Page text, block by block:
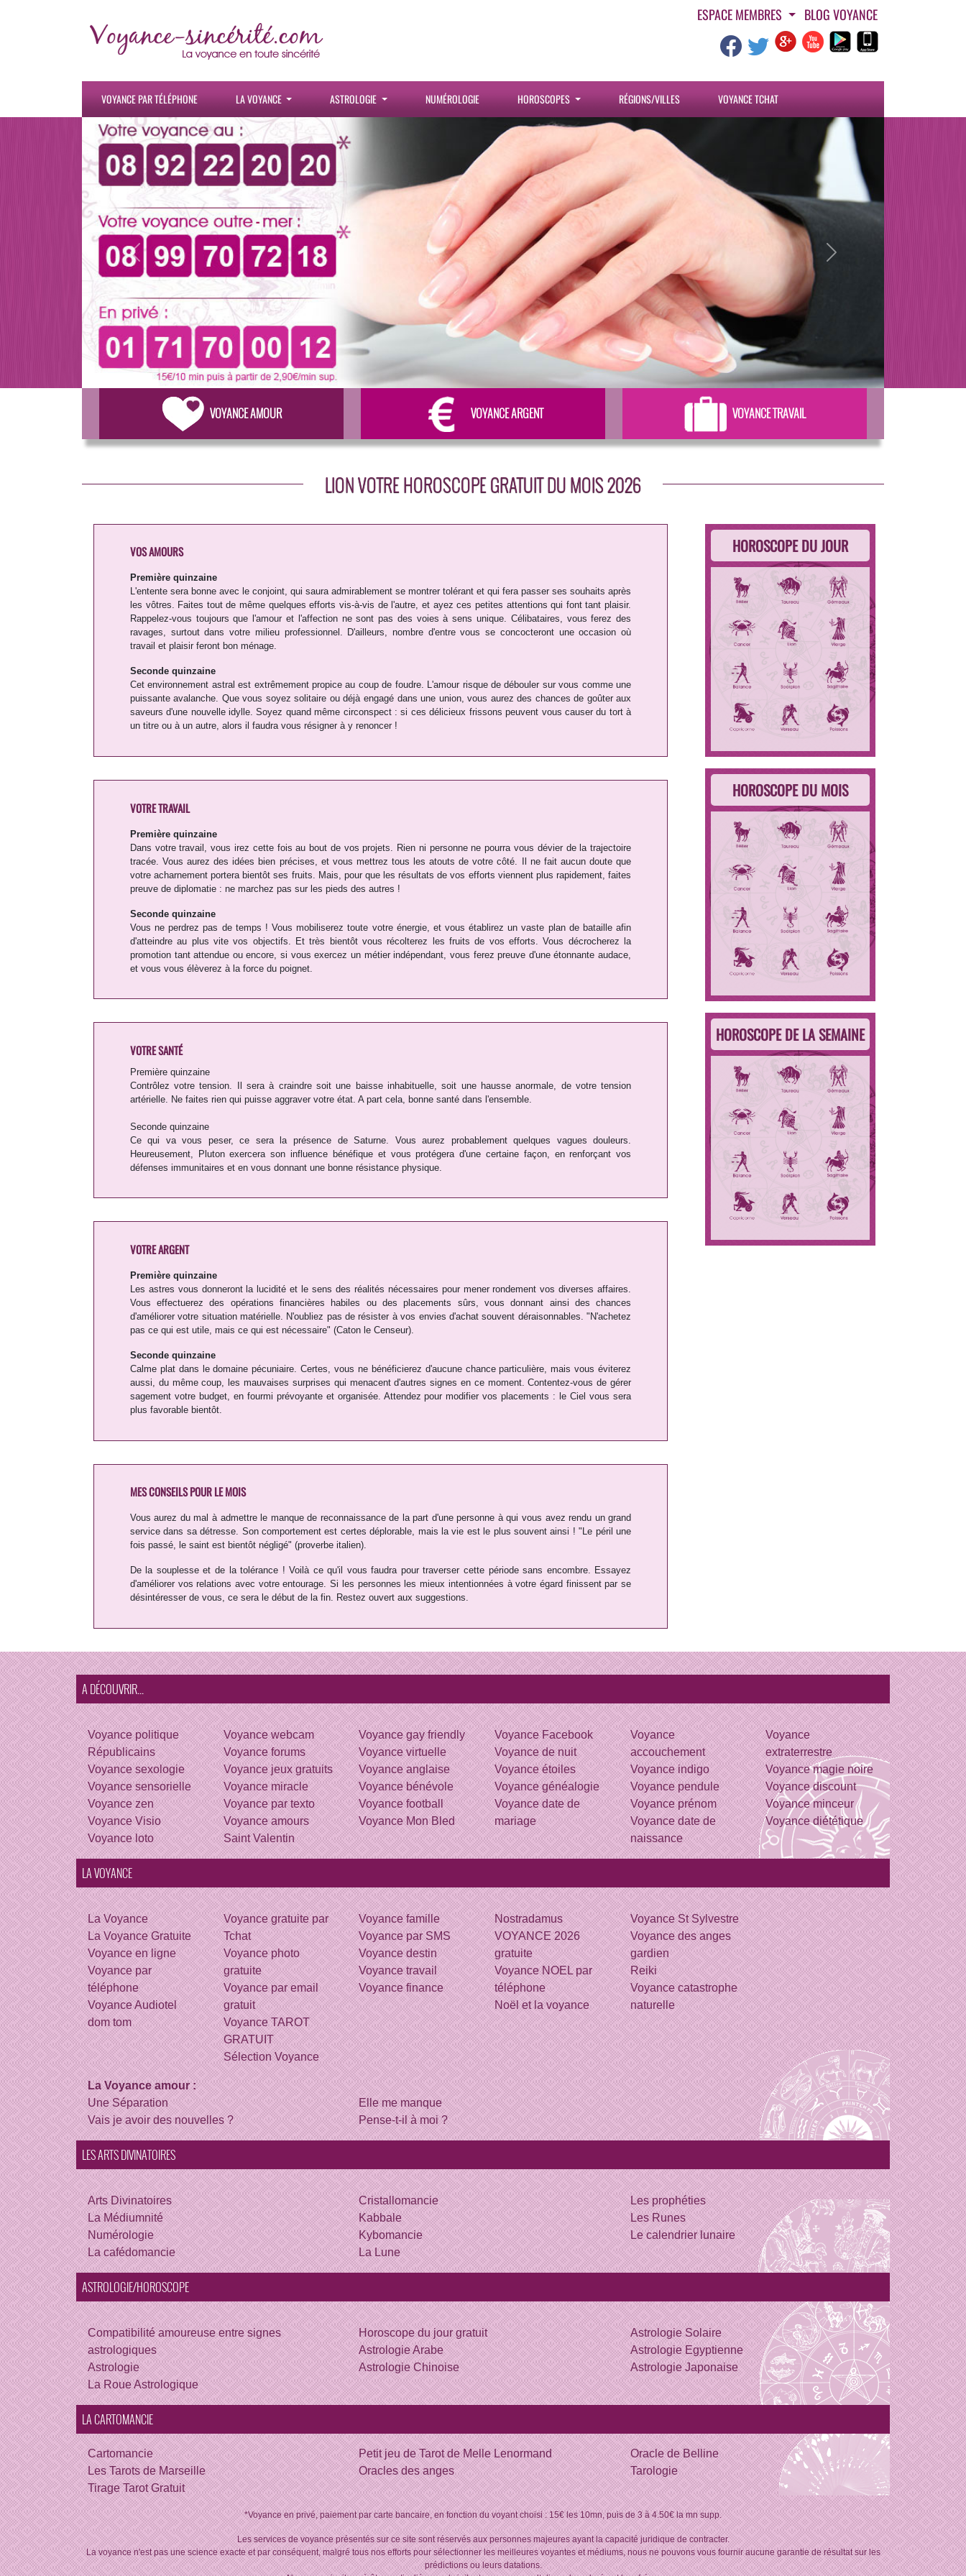
ESPACE MEMBRES BLOG VOYANCE
VOYANCE PAR TÉLÉPHONE LA VOYANCE ASTROLOGIE NUMÉROLOGIE HOROSCOPES RÉGIONS/VILLES VOYANCE TCHAT
Previous Next
VOYANCE AMOUR VOYANCE ARGENT VOYANCE TRAVAIL
LION VOTRE HOROSCOPE GRATUIT DU MOIS 2026
VOS AMOURS
Première quinzaine
L'entente sera bonne avec le conjoint, qui saura admirablement se montrer tolérant et qui fera passer ses souhaits après
les vôtres. Faites tout de même quelques efforts vis-à-vis de l'autre, et ayez ces petites attentions qui font tant plaisir.
Rappelez-vous toujours que l'amour et l'affection ne sont pas des voies à sens unique. Célibataires, vous ferez des
ravages, surtout dans votre milieu professionnel. D'ailleurs, nombre d'entre vous se concocteront une occasion où
travail et plaisir feront bon ménage.
Seconde quinzaine
Cet environnement astral est extrêmement propice au coup de foudre. L'amour risque de débouler sur vous comme une
puissante avalanche. Que vous soyez solitaire ou déjà engagé dans une union, vous aurez des chances de goûter aux
saveurs d'une nouvelle idylle. Soyez quand même circonspect : si ces délicieux frissons peuvent vous causer du tort à
un titre ou à un autre, alors il faudra vous résigner à y renoncer !
VOTRE TRAVAIL
Première quinzaine
Dans votre travail, vous irez cette fois au bout de vos projets. Rien ni personne ne pourra vous dévier de la trajectoire
tracée. Vous aurez des idées bien précises, et vous mettrez tous les atouts de votre côté. Il ne fait aucun doute que
votre acharnement portera bientôt ses fruits. Mais, pour que les résultats de vos efforts viennent plus rapidement, faites
preuve de diplomatie : ne marchez pas sur les pieds des autres !
Seconde quinzaine
Vous ne perdrez pas de temps ! Vous mobiliserez toute votre énergie, et vous établirez un vaste plan de bataille afin
d'atteindre au plus vite vos objectifs. Et très bientôt vous récolterez les fruits de vos efforts. Vous décrocherez la
promotion tant attendue ou encore, si vous exercez un métier indépendant, vous ferez preuve d'une étonnante audace,
et vous vous élèverez à la force du poignet.
VOTRE SANTÉ
Première quinzaine
Contrôlez votre tension. Il sera à craindre soit une baisse inhabituelle, soit une hausse anormale, de votre tension
artérielle. Ne faites rien qui puisse aggraver votre état. A part cela, bonne santé dans l'ensemble.
Seconde quinzaine
Ce qui va vous peser, ce sera la présence de Saturne. Vous aurez probablement quelques vagues douleurs.
Heureusement, Pluton exercera son influence bénéfique et vous protégera d'une certaine façon, en renforçant vos
défenses immunitaires et en vous donnant une bonne résistance physique.
VOTRE ARGENT
Première quinzaine
Les astres vous donneront la lucidité et le sens des réalités nécessaires pour mener rondement vos diverses affaires.
Vous effectuerez des opérations financières habiles ou des placements sûrs, vous donnant ainsi des chances
d'améliorer votre situation matérielle. N'oubliez pas de résister à vos envies d'achat souvent déraisonnables. "N'achetez
pas ce qui est utile, mais ce qui est nécessaire" (Caton le Censeur).
Seconde quinzaine
Calme plat dans le domaine pécuniaire. Certes, vous ne bénéficierez d'aucune chance particulière, mais vous éviterez
aussi, du même coup, les mauvaises surprises qui menacent d'autres signes en ce moment. Contentez-vous de gérer
sagement votre budget, en fourmi prévoyante et organisée. Attendez pour modifier vos placements : le Ciel vous sera
plus favorable bientôt.
MES CONSEILS POUR LE MOIS
Vous aurez du mal à admettre le manque de reconnaissance de la part d'une personne à qui vous avez rendu un grand
service dans sa détresse. Son comportement est certes déplorable, mais la vie est le plus souvent ainsi ! "Le péril une
fois passé, le saint est bientôt négligé" (proverbe italien).
De la souplesse et de la tolérance ! Voilà ce qu'il vous faudra pour traverser cette période sans encombre. Essayez
d'améliorer vos relations avec votre entourage. Si les personnes les mieux intentionnées à votre égard finissent par se
désintéresser de vous, ce sera le début de la fin. Restez ouvert aux suggestions.
HOROSCOPE DU JOUR
HOROSCOPE DU MOIS
HOROSCOPE DE LA SEMAINE
A DÉCOUVRIR...
Voyance politique
Républicains
Voyance sexologie
Voyance sensorielle
Voyance zen
Voyance Visio
Voyance loto
Voyance webcam
Voyance forums
Voyance jeux gratuits
Voyance miracle
Voyance par texto
Voyance amours
Saint Valentin
Voyance gay friendly
Voyance virtuelle
Voyance anglaise
Voyance bénévole
Voyance football
Voyance Mon Bled
Voyance Facebook
Voyance de nuit
Voyance étoiles
Voyance généalogie
Voyance date de
mariage
Voyance
accouchement
Voyance indigo
Voyance pendule
Voyance prénom
Voyance date de
naissance
Voyance
extraterrestre
Voyance magie noire
Voyance discount
Voyance minceur
Voyance diététique
LA VOYANCE
La Voyance
La Voyance Gratuite
Voyance en ligne
Voyance par
téléphone
Voyance Audiotel
dom tom
Voyance gratuite par
Tchat
Voyance photo
gratuite
Voyance par email
gratuit
Voyance TAROT
GRATUIT
Sélection Voyance
Voyance famille
Voyance par SMS
Voyance destin
Voyance travail
Voyance finance
Nostradamus
VOYANCE 2026
gratuite
Voyance NOEL par
téléphone
Noël et la voyance
Voyance St Sylvestre
Voyance des anges
gardien
Reiki
Voyance catastrophe
naturelle
La Voyance amour :
Une Séparation
Vais je avoir des nouvelles ?
Elle me manque
Pense-t-il à moi ?
LES ARTS DIVINATOIRES
Arts Divinatoires
La Médiumnité
Numérologie
La cafédomancie
Cristallomancie
Kabbale
Kybomancie
La Lune
Les prophéties
Les Runes
Le calendrier lunaire
ASTROLOGIE/HOROSCOPE
Compatibilité amoureuse entre signes
astrologiques
Astrologie
La Roue Astrologique
Horoscope du jour gratuit
Astrologie Arabe
Astrologie Chinoise
Astrologie Solaire
Astrologie Egyptienne
Astrologie Japonaise
LA CARTOMANCIE
Cartomancie
Les Tarots de Marseille
Tirage Tarot Gratuit
Petit jeu de Tarot de Melle Lenormand
Oracles des anges
Oracle de Belline
Tarologie
*Voyance en privé, paiement par carte bancaire, en fonction du voyant choisi : 15€ les 10mn, puis de 3 à 4.50€ la mn supp.
Les services de voyance présentés sur ce site sont réservés aux personnes majeures ayant la capacité juridique de contracter.
La voyance n'est pas une science exacte et par conséquent, malgré tous nos efforts pour sélectionner les meilleures voyantes et médiums, nous ne pouvons vous fournir aucune garantie de résultat sur les
prédictions ou leurs datations.